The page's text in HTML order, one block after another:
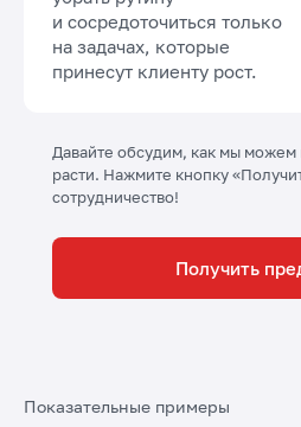
и сосредоточиться только
на задачах, которые
принесут клиенту рост.
Давайте обсудим, как мы
расти. Нажмите кнопку
сотрудничество!
Получить
Показательные примеры